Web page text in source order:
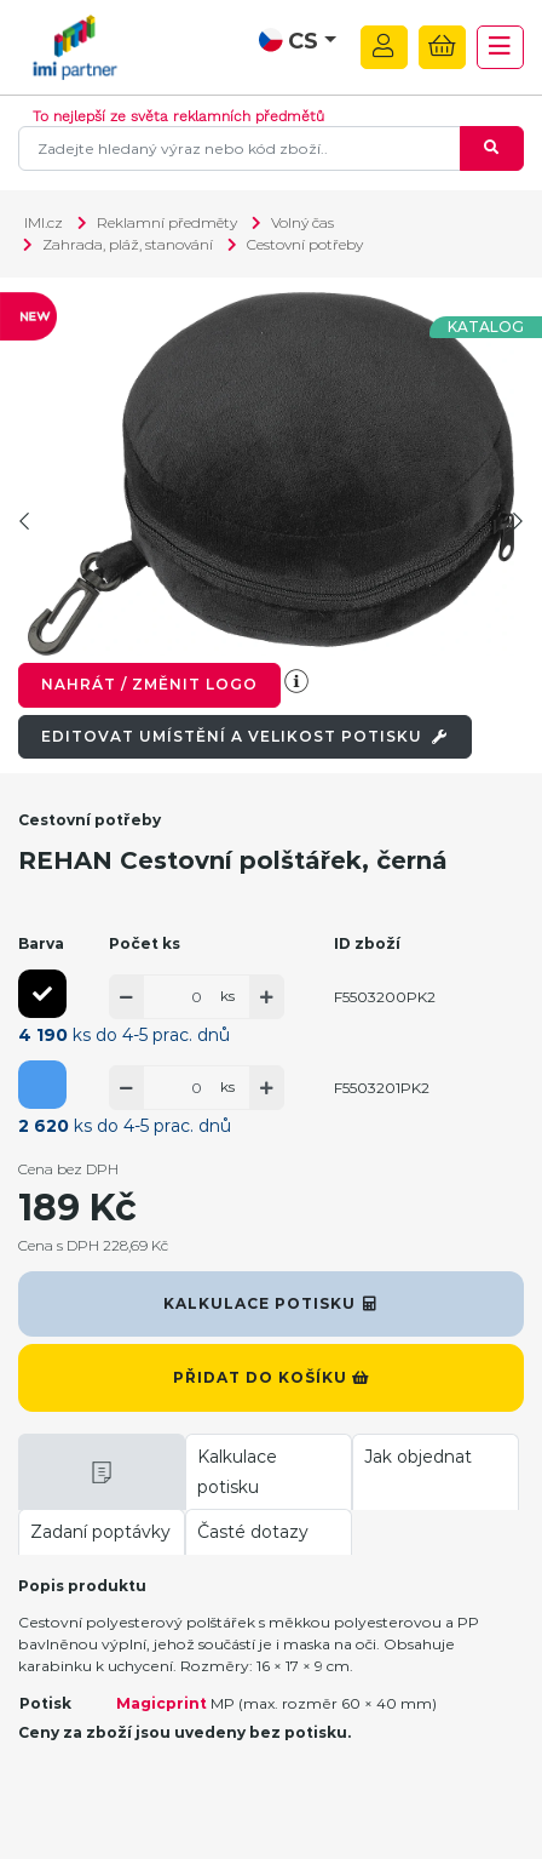
CS
To nejlepší ze světa reklamních předmětů
IMI.cz Reklamní předměty
Volný čas
Zahrada, pláž, stanování
Cestovní potřeby
KATALOG
NAHRÁT / ZMĚNIT LOGO
EDITOVAT UMÍSTĚNÍ A VELIKOST POTISKU
Cestovní potřeby
REHAN Cestovní polštářek, černá
Barva Počet ks ID zboží
4 190 ks do 4-5 prac. dnů
ks F5503200PK2
2 620 ks do 4-5 prac. dnů
ks F5503201PK2
KALKULACE POTISKU
PŘIDAT DO KOŠÍKU
Cena bez DPH
189 Kč
Cena s DPH 228,69 Kč
Kalkulace
potisku
Jak objednat
Zadaní poptávky Časté dotazy
Popis produktu
Cestovní polyesterový polštářek s měkkou polyesterovou a PP
bavlněnou výplní, jehož součástí je i maska na oči. Obsahuje
karabinku k uchycení. Rozměry: 16 × 17 × 9 cm.
Potisk Magicprint MP (max. rozměr 60 × 40 mm)
Ceny za zboží jsou uvedeny bez potisku.